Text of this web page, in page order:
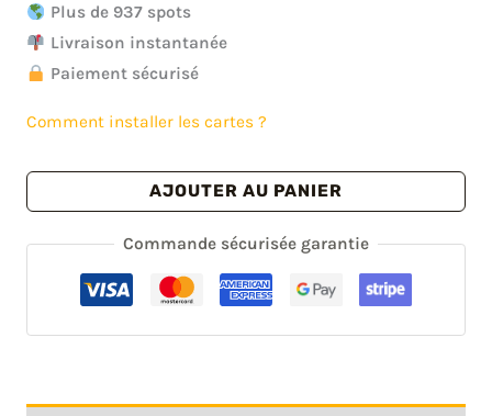
initial
était :
53.00€.
actuel
est :
42.00€.
Plus de 937 spots
Livraison instantanée
Paiement sécurisé
Comment installer les cartes ?
quantité
AJOUTER AU PANIER
Commande sécurisée garantie